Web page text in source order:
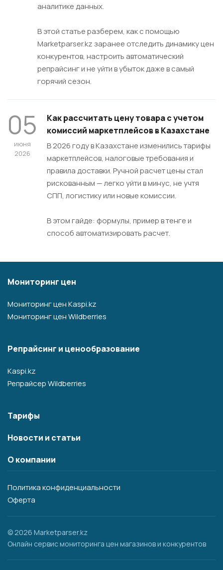
аналитике данных.
В этой статье разберем, как с помощью
Marketрarser.kz заранее отследить динамику цен
конкурентов, настроить автоматический
репрайсинг и не уйти в убыток даже в самый
горячий сезон.
05
июня
2026
Как рассчитать цену товара с учетом
комиссий маркетплейсов в Казахстане
В 2026 году в Казахстане изменились тарифы
маркетплейсов, налоговые требования и
правила доставки. Ручной расчет цены стал
рискованным — легко уйти в минус, не учтя
СПП, логистику или новые комиссии.
В этом гайде: формулы, пример в тенге и
способ автоматизировать расчет.
Мониторинг цен
Мониторинг цен Kaspi.kz
Мониторинг цен Wildberries
Репрайсинг и ценообразование
Kaspi.kz
Репрайсер Wildberries
Тарифы
Новости и статьи
О компании
Политика конфиденциальности
Оферта
© 2026 Marketparser.kz
Онлайн сервис мониторинга цен магазинов и конкурентов